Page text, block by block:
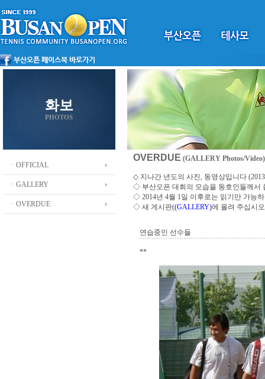
화보
PHOTOS
ㆍOFFICIAL
ㆍGALLERY
ㆍOVERDUE
OVERDUE (GALLERY Photos/Video)
◇ 지나간 년도의 사진, 동영상입니다
◇ 부산오픈 대회의 모습을 동호인들께서
◇ 2014년 4월 1일 이후로는 읽기만 가능
◇ 새 게시판((GALLERY)에 올려 주십시오
연습중인 선수들
**